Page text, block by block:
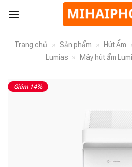
Trang chủ » Sản phẩm » Hút Ẩm
Lumias » Máy hút ẩm
Giảm 14%